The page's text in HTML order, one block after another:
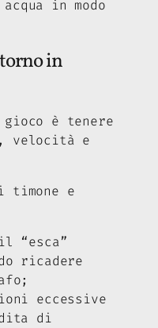
in modo
in
è tenere
velocità e
timone e
“esca”
ricadere
eccessive
di